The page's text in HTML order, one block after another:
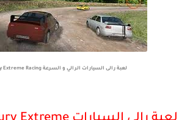
لعبة رالى السيارات الرالي و السرعة Rally Fury Extreme Racing